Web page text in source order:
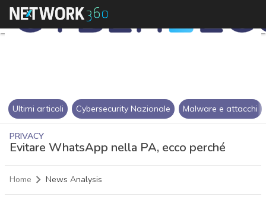
Ultimi articoli Cybersecurity Nazionale Malware e attacchi
PRIVACY
Evitare WhatsApp nella PA, ecco perché
Home News Analysis